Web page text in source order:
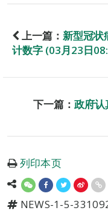
上一篇： 新型冠状
计数字 (03月23日
下一篇： 政府
列印本页
NEWS-1-5-